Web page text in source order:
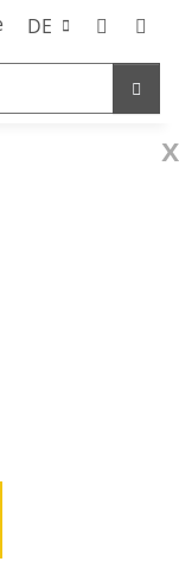
DE
x